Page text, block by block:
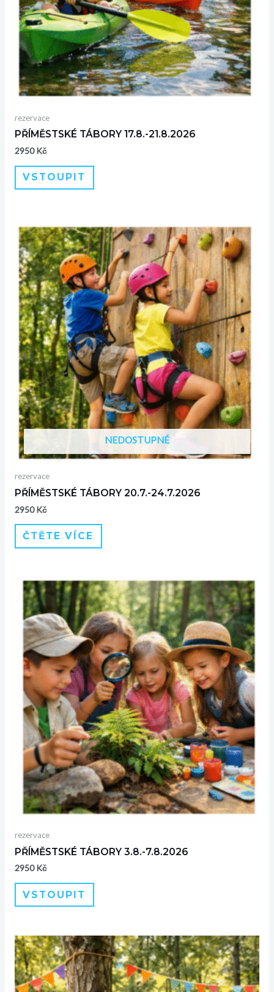
rezervace
PŘÍMĚSTSKÉ TÁBORY 17.8.-21.8.2026
2950Kč
VSTOUPIT
NEDOSTUPNÉ
rezervace
PŘÍMĚSTSKÉ TÁBORY 20.7.-24.7.2026
2950Kč
ČTĚTE VÍCE
rezervace
PŘÍMĚSTSKÉ TÁBORY 3.8.-7.8.2026
2950Kč
VSTOUPIT